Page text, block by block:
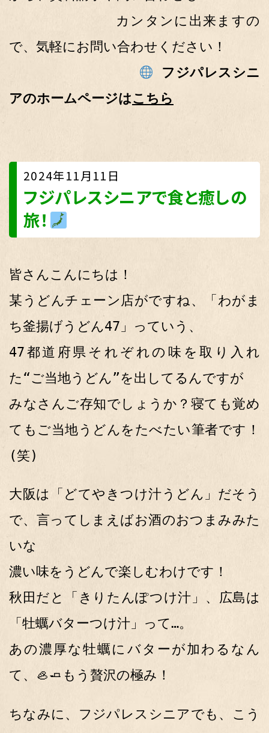
カンタンに出来ますの
で、気軽にお問い合わせください！
フジパレスシニ
アのホームページはこちら
2024年11月11日
フジパレスシニアで食と癒しの
旅！
皆さんこんにちは！
某うどんチェーン店がですね、「わがま
ち釜揚げうどん47」っていう、
47都道府県それぞれの味を取り入れ
た“ご当地うどん”を出してるんですが
みなさんご存知でしょうか？寝ても覚め
てもご当地うどんをたべたい筆者です！
(笑)
大阪は「どてやきつけ汁うどん」だそう
で、言ってしまえばお酒のおつまみみた
いな
濃い味をうどんで楽しむわけです！
秋田だと「きりたんぽつけ汁」、広島は
「牡蠣バターつけ汁」って…。
あの濃厚な牡蠣にバターが加わるなん
て、🦪🧈もう贅沢の極み！
ちなみに、フジパレスシニアでも、こう